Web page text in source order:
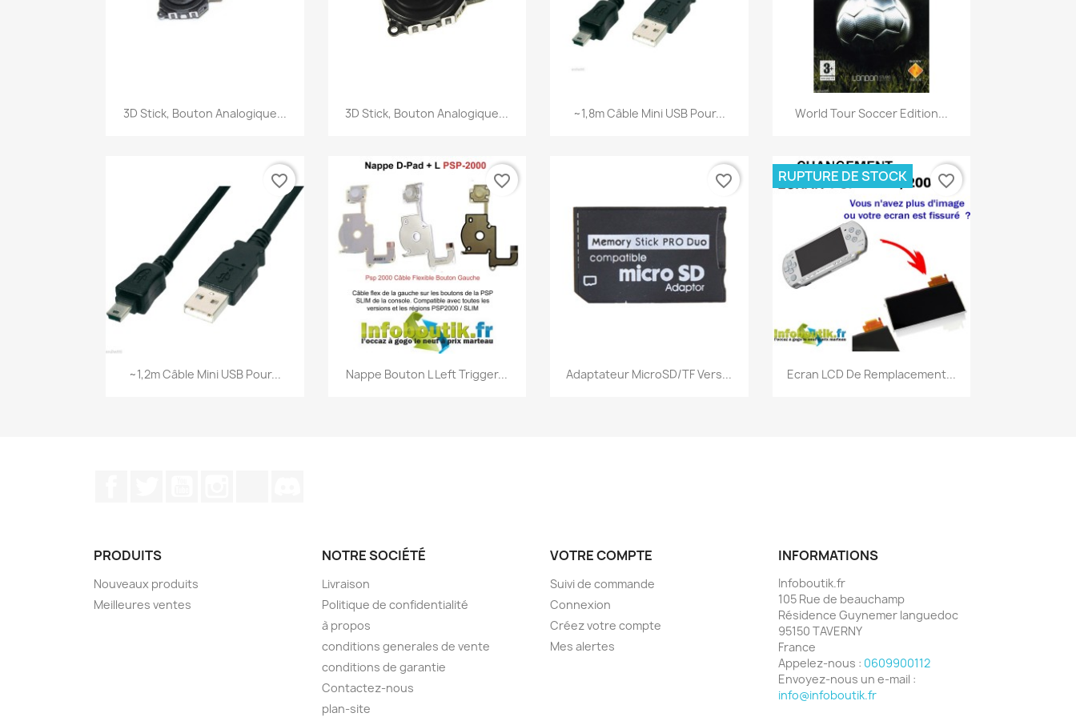
 Aperçu rapide
3D Stick, Bouton Analogique...  Aperçu rapide
3D Stick, Bouton Analogique... Aperçu rapide
~1,8m Câble Mini USB Pour... Aperçu rapide
World Tour Soccer Edition...
Aperçu rapide
~1,2m Câble Mini USB Pour...
favorite_border
Aperçu rapide
Nappe Bouton L Left Trigger...
favorite_border
Aperçu rapide
Adaptateur MicroSD/TF Vers...
favorite_border
Aperçu rapide
Ecran LCD De Remplacement...
RUPTURE DE STOCK favorite_border
PRODUITS
Nouveaux produits
Meilleures ventes
NOTRE SOCIÉTÉ
Livraison
Politique de confidentialité
à propos
conditions generales de vente
conditions de garantie
Contactez-nous
plan-site
VOTRE COMPTE
Suivi de commande
Connexion
Créez votre compte
Mes alertes
INFORMATIONS
Infoboutik.fr
105 Rue de beauchamp
Résidence Guynemer languedoc
95150 TAVERNY
France
Appelez-nous : 0609900112
Envoyez-nous un e-mail :
info@infoboutik.fr